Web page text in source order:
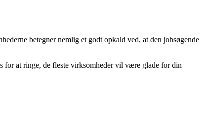
betegner nemlig et godt opkald ved, at den jobsøgende
for at ringe, de fleste virksomheder vil være glade for din